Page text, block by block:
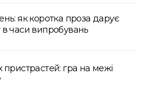
як коротка проза дарує
часи випробувань
гра на межі